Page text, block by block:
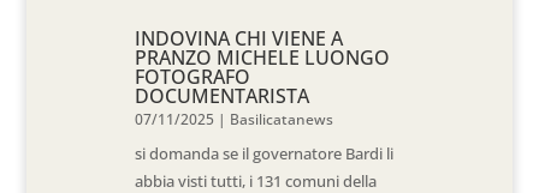
INDOVINA CHI VIENE A
PRANZO MICHELE LUONGO
FOTOGRAFO
DOCUMENTARISTA
07/11/2025 | Basilicatanews
si domanda se il governatore Bardi li
abbia visti tutti, i 131 comuni della